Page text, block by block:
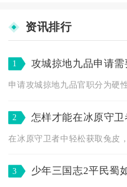
资讯排行
1 攻城掠地九品申请
2 怎样才能在冰原守
3 少年三国志2平民蜀